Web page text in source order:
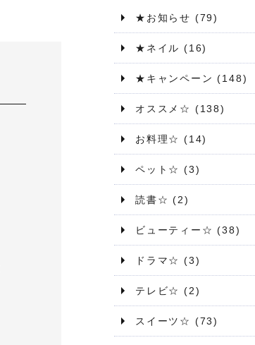
★お知らせ (79)
★ネイル (16)
★キャンペーン (148)
オススメ☆ (138)
お料理☆ (14)
ペット☆ (3)
読書☆ (2)
ビューティー☆ (38)
ドラマ☆ (3)
テレビ☆ (2)
スイーツ☆ (73)